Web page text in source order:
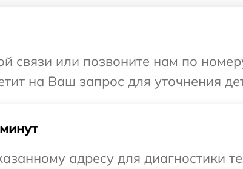
связи или позвоните нам по
на Ваш запрос для уточнения
адресу для диагностики